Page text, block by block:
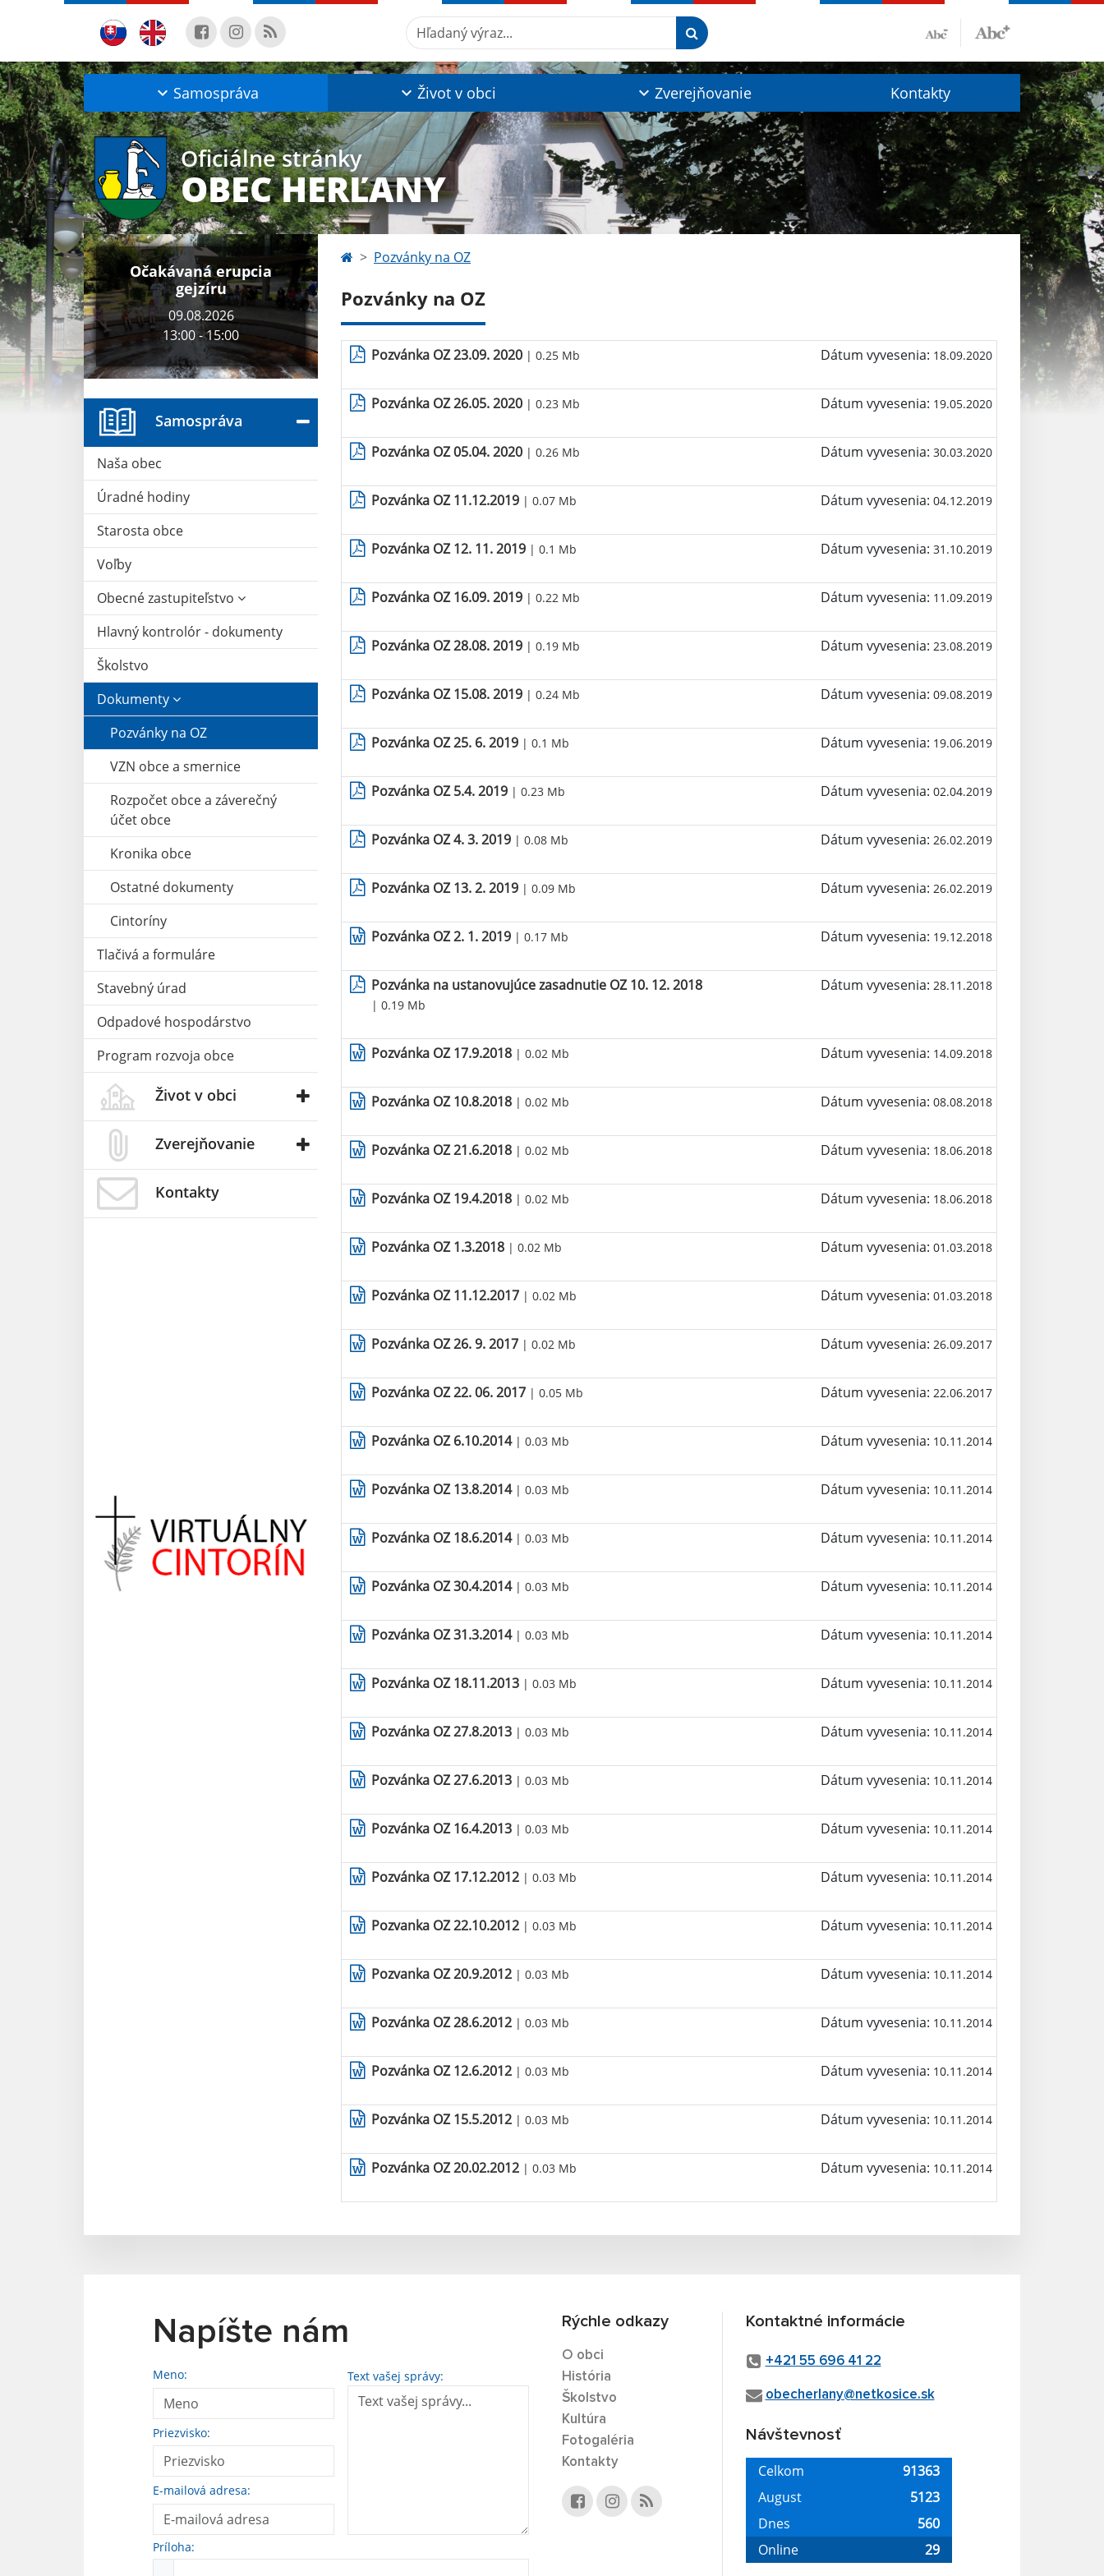
Hľadaný výraz...
Samospráva Život v obci Zverejňovanie Kontakty
Oficiálne stránky
OBEC HERĽANY
Očakávaná erupcia
gejzíru
09.08.2026
13:00 - 15:00
Samospráva
Naša obec
Úradné hodiny
Starosta obce
Voľby
Obecné zastupiteľstvo
Hlavný kontrolór - dokumenty
Školstvo
Dokumenty
Pozvánky na OZ
VZN obce a smernice
Rozpočet obce a záverečný
účet obce
Kronika obce
Ostatné dokumenty
Cintoríny
Tlačivá a formuláre
Stavebný úrad
Odpadové hospodárstvo
Program rozvoja obce
Život v obci
Zverejňovanie
Kontakty
Pozvánky na OZ
Pozvánky na OZ
Pozvánka OZ 23.09. 2020 | 0.25 Mb Dátum vyvesenia: 18.09.2020
Pozvánka OZ 26.05. 2020 | 0.23 Mb Dátum vyvesenia: 19.05.2020
Pozvánka OZ 05.04. 2020 | 0.26 Mb Dátum vyvesenia: 30.03.2020
Pozvánka OZ 11.12.2019 | 0.07 Mb Dátum vyvesenia: 04.12.2019
Pozvánka OZ 12. 11. 2019 | 0.1 Mb Dátum vyvesenia: 31.10.2019
Pozvánka OZ 16.09. 2019 | 0.22 Mb Dátum vyvesenia: 11.09.2019
Pozvánka OZ 28.08. 2019 | 0.19 Mb Dátum vyvesenia: 23.08.2019
Pozvánka OZ 15.08. 2019 | 0.24 Mb Dátum vyvesenia: 09.08.2019
Pozvánka OZ 25. 6. 2019 | 0.1 Mb Dátum vyvesenia: 19.06.2019
Pozvánka OZ 5.4. 2019 | 0.23 Mb Dátum vyvesenia: 02.04.2019
Pozvánka OZ 4. 3. 2019 | 0.08 Mb Dátum vyvesenia: 26.02.2019
Pozvánka OZ 13. 2. 2019 | 0.09 Mb Dátum vyvesenia: 26.02.2019
Pozvánka OZ 2. 1. 2019 | 0.17 Mb Dátum vyvesenia: 19.12.2018
Pozvánka na ustanovujúce zasadnutie OZ 10. 12. 2018
| 0.19 Mb
Dátum vyvesenia: 28.11.2018
Pozvánka OZ 17.9.2018 | 0.02 Mb Dátum vyvesenia: 14.09.2018
Pozvánka OZ 10.8.2018 | 0.02 Mb Dátum vyvesenia: 08.08.2018
Pozvánka OZ 21.6.2018 | 0.02 Mb Dátum vyvesenia: 18.06.2018
Pozvánka OZ 19.4.2018 | 0.02 Mb Dátum vyvesenia: 18.06.2018
Pozvánka OZ 1.3.2018 | 0.02 Mb Dátum vyvesenia: 01.03.2018
Pozvánka OZ 11.12.2017 | 0.02 Mb Dátum vyvesenia: 01.03.2018
Pozvánka OZ 26. 9. 2017 | 0.02 Mb Dátum vyvesenia: 26.09.2017
Pozvánka OZ 22. 06. 2017 | 0.05 Mb Dátum vyvesenia: 22.06.2017
Pozvánka OZ 6.10.2014| 0.03 Mb Dátum vyvesenia: 10.11.2014
Pozvánka OZ 13.8.2014| 0.03 Mb Dátum vyvesenia: 10.11.2014
Pozvánka OZ 18.6.2014| 0.03 Mb Dátum vyvesenia: 10.11.2014
Pozvánka OZ 30.4.2014| 0.03 Mb Dátum vyvesenia: 10.11.2014
Pozvánka OZ 31.3.2014| 0.03 Mb Dátum vyvesenia: 10.11.2014
Pozvánka OZ 18.11.2013 | 0.03 Mb Dátum vyvesenia: 10.11.2014
Pozvánka OZ 27.8.2013 | 0.03 Mb Dátum vyvesenia: 10.11.2014
Pozvánka OZ 27.6.2013 | 0.03 Mb Dátum vyvesenia: 10.11.2014
Pozvánka OZ 16.4.2013 | 0.03 Mb Dátum vyvesenia: 10.11.2014
Pozvánka OZ 17.12.2012 | 0.03 Mb Dátum vyvesenia: 10.11.2014
Pozvanka OZ 22.10.2012 | 0.03 Mb Dátum vyvesenia: 10.11.2014
Pozvanka OZ 20.9.2012 | 0.03 Mb Dátum vyvesenia: 10.11.2014
Pozvánka OZ 28.6.2012 | 0.03 Mb Dátum vyvesenia: 10.11.2014
Pozvánka OZ 12.6.2012 | 0.03 Mb Dátum vyvesenia: 10.11.2014
Pozvánka OZ 15.5.2012 | 0.03 Mb Dátum vyvesenia: 10.11.2014
Pozvánka OZ 20.02.2012 | 0.03 Mb Dátum vyvesenia: 10.11.2014
Napíšte nám
Meno:
Priezvisko:
E-mailová adresa:
Text vašej správy:
Príloha:
Rýchle odkazy
O obci
História
Školstvo
Kultúra
Fotogaléria
Kontakty
Kontaktné informácie
+421 55 696 41 22
obecherlany@netkosice.sk
Návštevnosť